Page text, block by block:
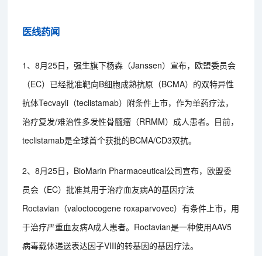
医线药闻
1、8月25日，强生旗下杨森（Janssen）宣布，欧盟委员会
（EC）已经批准靶向B细胞成熟抗原（BCMA）的双特异性
抗体Tecvayli（teclistamab）附条件上市，作为单药疗法，
治疗复发/难治性多发性骨髓瘤（RRMM）成人患者。目前，
teclistamab是全球首个获批的BCMA/CD3双抗。
2、8月25日，BioMarin Pharmaceutical公司宣布，欧盟委
员会（EC）批准其用于治疗血友病A的基因疗法
Roctavian（valoctocogene roxaparvovec）有条件上市，用
于治疗严重血友病A成人患者。Roctavian是一种使用AAV5
病毒载体递送表达因子VIII的转基因的基因疗法。